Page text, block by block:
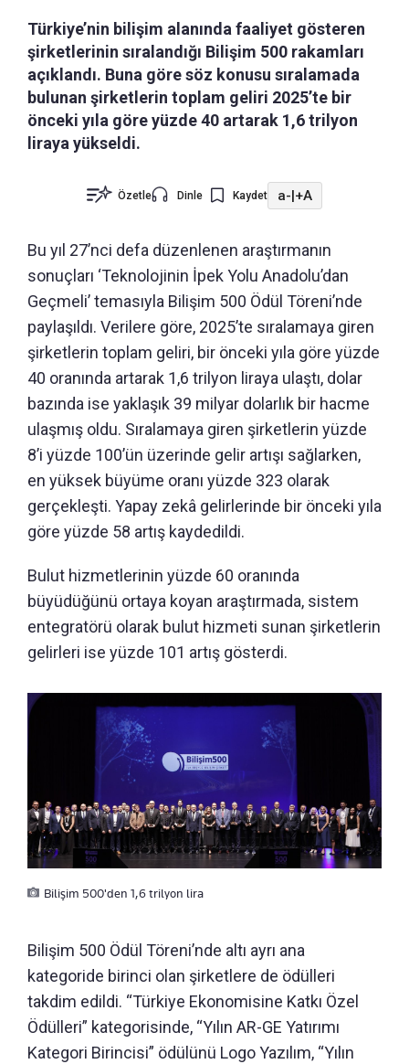
Türkiye’nin bilişim alanında faaliyet gösteren
şirketlerinin sıralandığı Bilişim 500 rakamları
açıklandı. Buna göre söz konusu sıralamada
bulunan şirketlerin toplam geliri 2025’te bir
önceki yıla göre yüzde 40 artarak 1,6 trilyon
liraya yükseldi.
Özetle Dinle Kaydet a-|+A
Bu yıl 27’nci defa düzenlenen araştırmanın
sonuçları ‘Teknolojinin İpek Yolu Anadolu’dan
Geçmeli’ temasıyla Bilişim 500 Ödül Töreni’nde
paylaşıldı. Verilere göre, 2025’te sıralamaya giren
şirketlerin toplam geliri, bir önceki yıla göre yüzde
40 oranında artarak 1,6 trilyon liraya ulaştı, dolar
bazında ise yaklaşık 39 milyar dolarlık bir hacme
ulaşmış oldu. Sıralamaya giren şirketlerin yüzde
8’i yüzde 100’ün üzerinde gelir artışı sağlarken,
en yüksek büyüme oranı yüzde 323 olarak
gerçekleşti. Yapay zekâ gelirlerinde bir önceki yıla
göre yüzde 58 artış kaydedildi.
Bulut hizmetlerinin yüzde 60 oranında
büyüdüğünü ortaya koyan araştırmada, sistem
entegratörü olarak bulut hizmeti sunan şirketlerin
gelirleri ise yüzde 101 artış gösterdi.
Bilişim 500'den 1,6 trilyon lira
Bilişim 500 Ödül Töreni’nde altı ayrı ana
kategoride birinci olan şirketlere de ödülleri
takdim edildi. “Türkiye Ekonomisine Katkı Özel
Ödülleri” kategorisinde, “Yılın AR-GE Yatırımı
Kategori Birincisi” ödülünü Logo Yazılım, “Yılın